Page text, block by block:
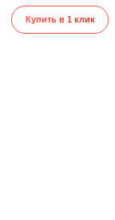
Купить в 1 клик